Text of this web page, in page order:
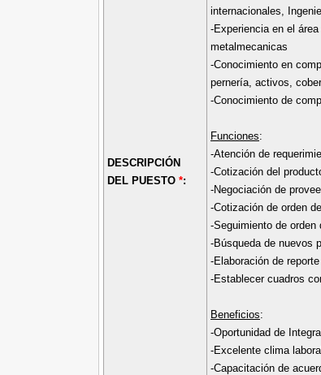
DESCRIPCIÓN
DEL PUESTO *:
internacionales,
-Experiencia en el
metalmecanicas
-Conocimiento en
pernería, activos,
-Conocimiento de
Funciones:
-Atención de
-Cotización del
-Negociación de
-Cotización de orden
-Seguimiento de orden
-Búsqueda de nuevos
-Elaboración de reporte
-Establecer cuadros
Beneficios:
-Oportunidad de
-Excelente clima
-Capacitación de